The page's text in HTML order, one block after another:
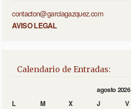
contacton@garciagazquez.com
AVISO LEGAL
Calendario de Entradas:
agosto 2026
L
M X J V